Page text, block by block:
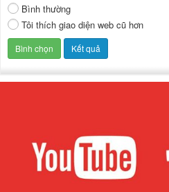
Bình thường
Tôi thích giao diện web cũ hơn